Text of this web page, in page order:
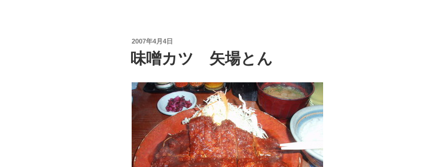
投
稿
日:
2007年4月4日
味噌カツ 矢場とん